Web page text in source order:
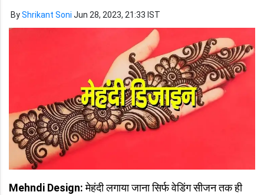
ByShrikant Soni Jun 28, 2023, 21:33 IST
Mehndi Design:मेहंदी लगाया जाना सिर्फ वेडिंग सीजन तक ही